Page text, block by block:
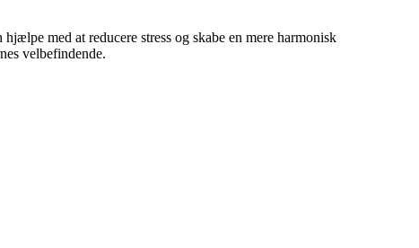
med at reducere stress og skabe en mere harmonisk
velbefindende.